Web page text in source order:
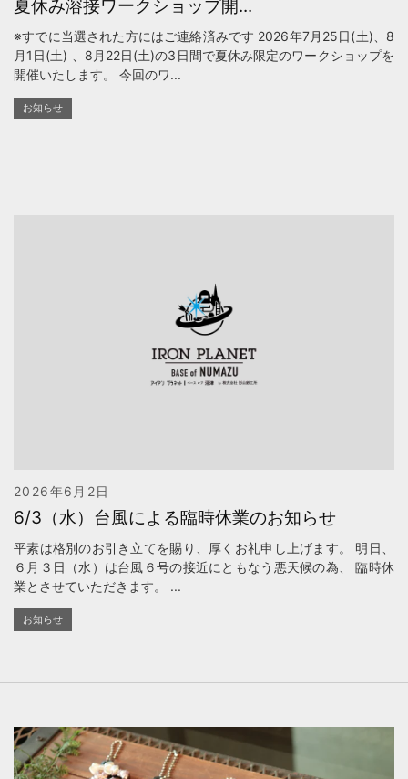
夏休み溶接ワークショップ開...
※すでに当選された方にはご連絡済みです 2026年7月25日(土)、8
月1日(土) 、8月22日(土)の3日間で夏休み限定のワークショップを
開催いたします。 今回のワ...
お知らせ
2026年6月2日
6/3（水）台風による臨時休業のお知らせ
平素は格別のお引き立てを賜り、厚くお礼申し上げます。 明日、
６月３日（水）は台風６号の接近にともなう悪天候の為、 臨時休
業とさせていただきます。 ...
お知らせ